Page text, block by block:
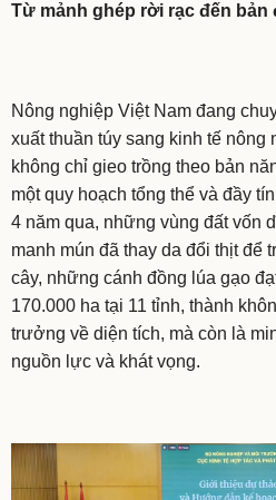
Từ mảnh ghép rời rạc đến
Nông nghiệp Việt Nam đang
xuất thuần túy sang kinh tế nông
không chỉ gieo trồng theo bản
một quy hoạch tổng thể và đầy
4 năm qua, những vùng đất vốn
manh mún đã thay da đổi thịt để
cây, những cánh đồng lúa gạo
170.000 ha tại 11 tỉnh, thành
trưởng về diện tích, mà còn là
nguồn lực và khát vọng.